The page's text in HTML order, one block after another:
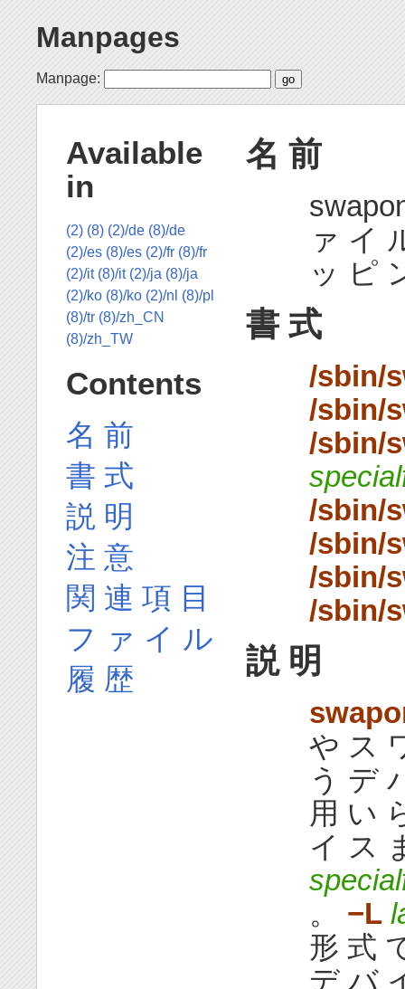
Manpages
Manpage:
名 前
ァ イ
ッ ピ
書 式
/sbin/
/sbin/
/sbin/
/sbin/
/sbin/
/sbin/
/sbin/
説 明
や ス
う デ
用 い
イ ス
。 −L
形 式
デ バ
Available
in
(2) (8) (2)/de (8)/de
(2)/es (8)/es (2)/fr (8)/fr
(2)/it (8)/it (2)/ja (8)/ja
(2)/ko (8)/ko (2)/nl (8)/pl
(8)/tr (8)/zh_CN
(8)/zh_TW
Contents
名 前
書 式
説 明
注 意
関 連 項 目
フ ァ イ ル
履 歴